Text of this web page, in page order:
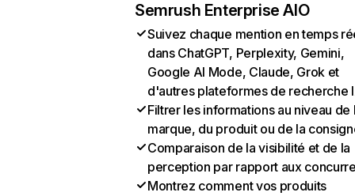
Semrush Enterprise AIO
Suivez chaque mention en temps
dans ChatGPT, Perplexity, Gemini,
Google AI Mode, Claude, Grok et
d'autres plateformes de recherche
Filtrer les informations au niveau de
marque, du produit ou de la
Comparaison de la visibilité et de la
perception par rapport aux
Montrez comment vos produits